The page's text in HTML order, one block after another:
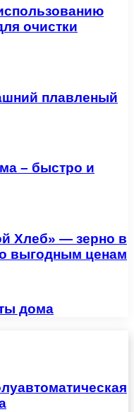
очистки
плавленый
– быстро и
Хлеб» — зерно в
выгодным ценам
дома